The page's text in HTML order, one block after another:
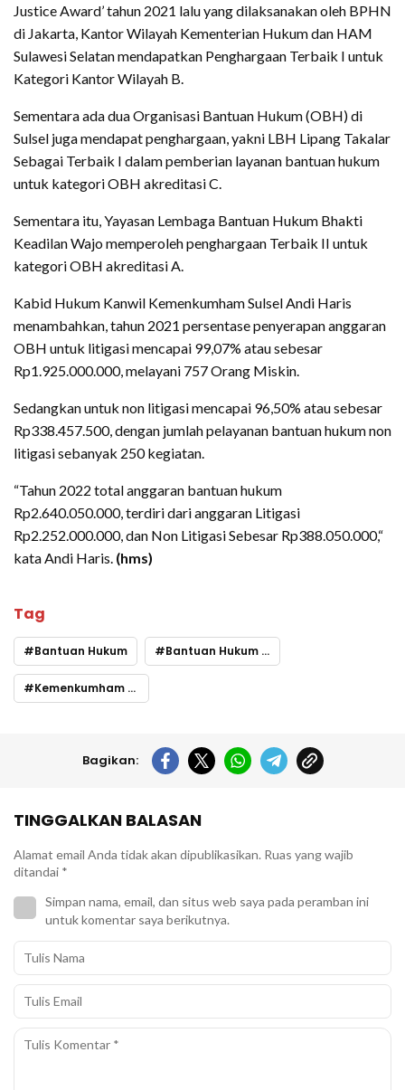
Justice Award’ tahun 2021 lalu yang dilaksanakan oleh BPHN
di Jakarta, Kantor Wilayah Kementerian Hukum dan HAM
Sulawesi Selatan mendapatkan Penghargaan Terbaik I untuk
Kategori Kantor Wilayah B.
Sementara ada dua Organisasi Bantuan Hukum (OBH) di
Sulsel juga mendapat penghargaan, yakni LBH Lipang Takalar
Sebagai Terbaik I dalam pemberian layanan bantuan hukum
untuk kategori OBH akreditasi C.
Sementara itu, Yayasan Lembaga Bantuan Hukum Bhakti
Keadilan Wajo memperoleh penghargaan Terbaik II untuk
kategori OBH akreditasi A.
Kabid Hukum Kanwil Kemenkumham Sulsel Andi Haris
menambahkan, tahun 2021 persentase penyerapan anggaran
OBH untuk litigasi mencapai 99,07% atau sebesar
Rp1.925.000.000, melayani 757 Orang Miskin.
Sedangkan untuk non litigasi mencapai 96,50% atau sebesar
Rp338.457.500, dengan jumlah pelayanan bantuan hukum non
litigasi sebanyak 250 kegiatan.
“Tahun 2022 total anggaran bantuan hukum
Rp2.640.050.000, terdiri dari anggaran Litigasi
Rp2.252.000.000, dan Non Litigasi Sebesar Rp388.050.000,“
kata Andi Haris. (hms)
Tag
Bantuan Hukum Bantuan Hukum Orang Miskin
Kemenkumham Sulsel
Bagikan:
TINGGALKAN BALASAN
Alamat email Anda tidak akan dipublikasikan. Ruas yang wajib
ditandai *
Simpan nama, email, dan situs web saya pada peramban ini
untuk komentar saya berikutnya.